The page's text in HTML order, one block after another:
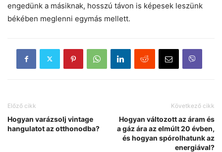
engedünk a másiknak, hosszú távon is képesek leszünk
békében meglenni egymás mellett.
Előző cikk
Hogyan varázsolj vintage
hangulatot az otthonodba?
Következő cikk
Hogyan változott az áram és
a gáz ára az elmúlt 20 évben,
és hogyan spórolhatunk az
energiával?